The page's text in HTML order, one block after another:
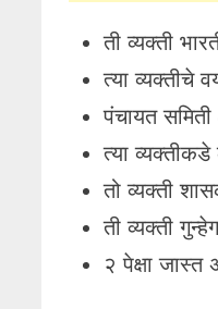
ती व्यक्ती
त्या व्यक्तीचे
पंचायत समिती
त्या
तो व्यक्ती
ती व्यक्ती
२ पेक्षा